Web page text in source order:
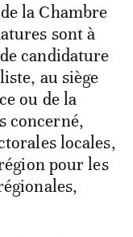
la Chambre
sont à
candidature
au siège
ou de la
concerné,
locales,
pour les